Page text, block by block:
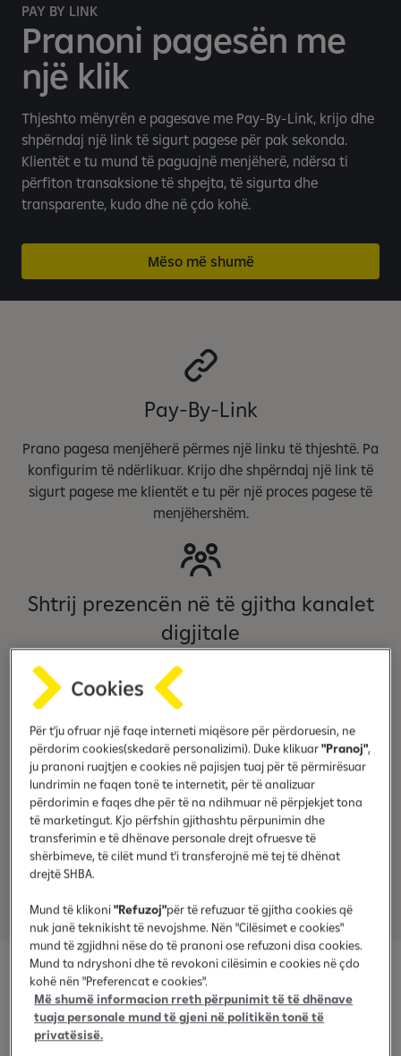
n
b
i
r
PAY BY LINK
Pranoni pagesën me
një klik
Thjeshto mënyrën e pagesave me Pay-By-Link, krijo dhe
shpërndaj një link të sigurt pagese për pak sekonda.
Klientët e tu mund të paguajnë menjëherë, ndërsa ti
përfiton transaksione të shpejta, të sigurta dhe
transparente, kudo dhe në çdo kohë.
Mëso më shumë
Pay-By-Link
Prano pagesa menjëherë përmes një linku të thjeshtë. Pa
konfigurim të ndërlikuar. Krijo dhe shpërndaj një link të
sigurt pagese me klientët e tu për një proces pagese të
menjëhershëm.
Shtrij prezencën në të gjitha kanalet
digjitale
Ndaj linkun tënd përmes WhatsApp, Instagram, Facebook,
email-it apo SMS-it. Pay-By-Link të jep mundësinë të
shesësh kudo ku ndodhen klientët e tu.
Proces i thjeshtë dhe transparent
Klientët e tu shohin saktësisht çfarë po paguajnë dhe kujt
po i bëjnë pagesën. Detajet e produktit, shuma, formën e
E testuar dhe e besuar nga
komuniteti i bizneseve lokale
Për t'ju ofruar një faqe interneti miqësore për përdoruesin, ne
përdorim cookies(skedarë personalizimi). Duke klikuar"Pranoj",
ju pranoni ruajtjen e cookies në pajisjen tuaj për të përmirësuar
lundrimin ne faqen tonë te internetit, për të analizuar
përdorimin e faqes dhe për të na ndihmuar në përpjekjet tona
të marketingut. Kjo përfshin gjithashtu përpunimin dhe
transferimin e të dhënave personale drejt ofruesve të
shërbimeve, të cilët mund t'i transferojnë më tej të dhënat
drejtë SHBA.
Mund të klikoni"Refuzoj"për të refuzuar të gjitha cookies që
nuk janë teknikisht të nevojshme. Nën "Cilësimet e cookies"
mund të zgjidhni nëse do të pranoni ose refuzoni disa cookies.
Mund ta ndryshoni dhe të revokoni cilësimin e cookies në çdo
kohë nën "Preferencat e cookies".
Më shumë informacion rreth përpunimit të të dhënave
tuaja personale mund të gjeni në politikën tonë të
privatësisë.